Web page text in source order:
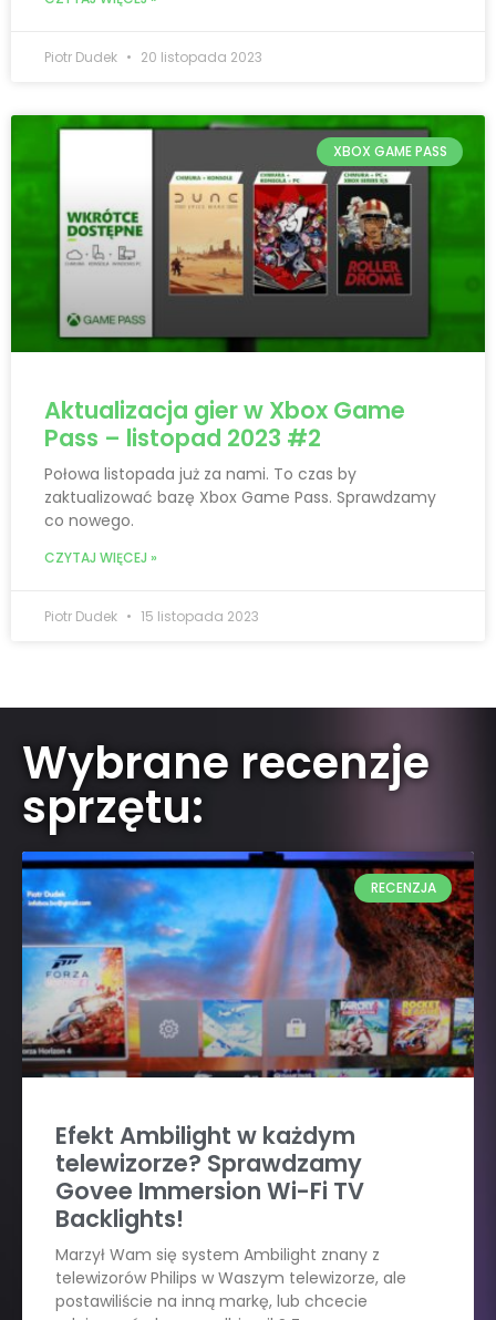
Piotr Dudek 20 listopada 2023
XBOX GAME PASS
Aktualizacja gier w Xbox Game
Pass – listopad 2023 #2
Połowa listopada już za nami. To czas by
zaktualizować bazę Xbox Game Pass. Sprawdzamy
co nowego.
CZYTAJ WIĘCEJ »
Piotr Dudek 15 listopada 2023
Wybrane recenzje
sprzętu:
RECENZJA
Efekt Ambilight w każdym
telewizorze? Sprawdzamy
Govee Immersion Wi-Fi TV
Backlights!
Marzył Wam się system Ambilight znany z
telewizorów Philips w Waszym telewizorze, ale
postawiliście na inną markę, lub chcecie